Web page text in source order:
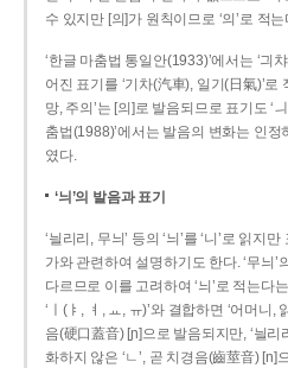
수 있지만 [의]가 원칙이므로 ‘의’로 적는
‘한글 마춤법 통일안(1933)’에서는 ‘긔
어진 표기를 ‘기차(汽車), 일기(日氣)’로
망, 주의’는 [의]로 발음되므로 표기도 ‘
춤법(1988)’에서는 발음의 변화는 인
였다.
‘늬’의 발음과 표기
‘늴리리, 무늬’ 등의 ‘늬’를 ‘니’로 읽지
가와 관련하여 설명하기도 한다. ‘무늬’
다르므로 이를 고려하여 ‘늬’로 적는다
‘ㅣ(ㅑ, ㅕ, ㅛ, ㅠ)’와 결합하면 ‘어머니,
음(硬口蓋音) [ɲ]으로 발음되지만, ‘늴리
화하지 않은 ‘ㄴ’, 곧 치경음(齒莖音) [n]